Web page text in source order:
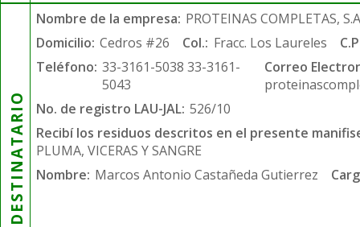
DESTINATARIO
Nombre de la empresa: PROTEINAS COMPLETAS,
Domicilio: Cedros #26 Col.: Fracc. Los Laureles
Teléfono: 33-3161-5038 33-3161-
5043
Correo
No. de registro LAU-JAL: 526/10
Recibí los residuos descritos en el presente
PLUMA, VICERAS Y SANGRE
Nombre: Marcos Antonio Castañeda Gutierrez